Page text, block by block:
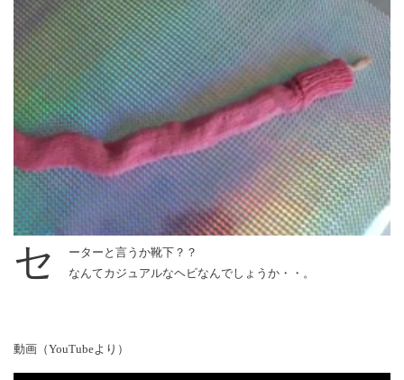
セ
ーターと言うか靴下？？
なんてカジュアルなヘビなんでしょうか・・。
動画（YouTubeより）